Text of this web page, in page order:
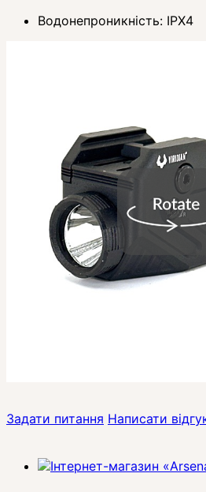
Водонепроникність: IPX4
Задати питання Написати